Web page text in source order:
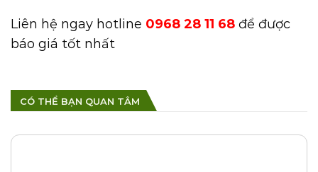
Liên hệ ngay hotline 0968 28 11 68 để được
báo giá tốt nhất
CÓ THỂ BẠN QUAN TÂM